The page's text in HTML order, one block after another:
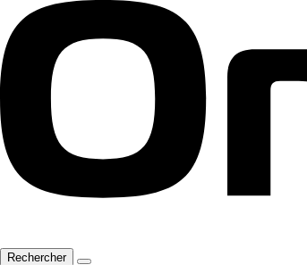
Rechercher